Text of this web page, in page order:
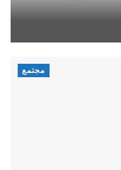
مجتمع